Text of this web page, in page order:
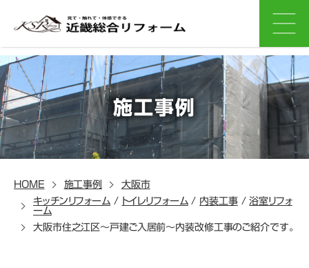
施工事例
HOME 施工事例
大阪市
キッチンリフォーム/ トイレリフォーム/ 内装工事/浴室リフォ
ーム
大阪市住之江区～戸建ご入居前～内装改修工事のご紹介です。